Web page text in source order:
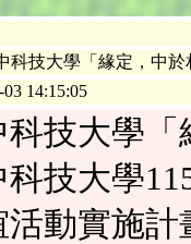
科技大學「緣定，中
03 14:15:05
科技大學
科技大學
動實施計